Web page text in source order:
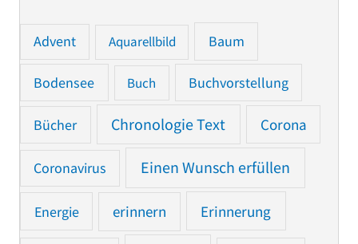
Advent Aquarellbild Baum
Bodensee Buch Buchvorstellung
Bücher Chronologie Text Corona
Coronavirus Einen Wunsch erfüllen
Energie erinnern Erinnerung